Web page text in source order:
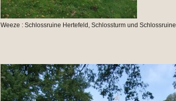
Weeze : Schlossruine Hertefeld, Schlossturm und Schlossruine